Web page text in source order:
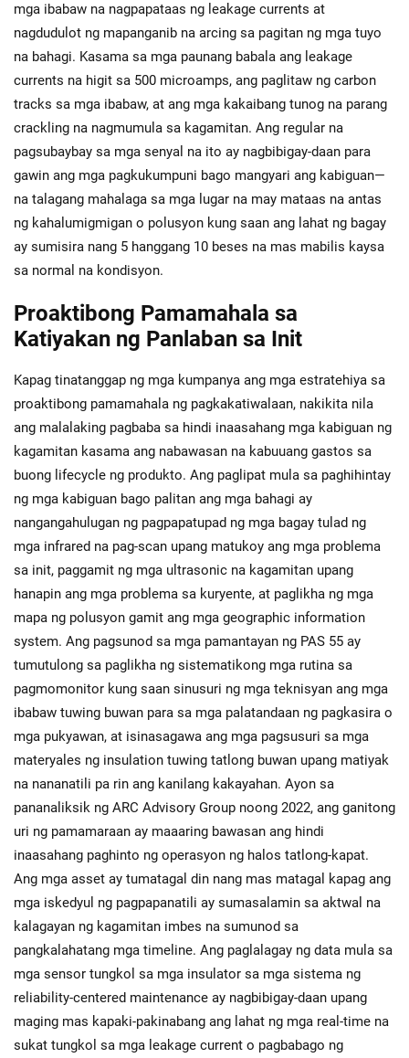
mga ibabaw na nagpapataas ng leakage currents at
nagdudulot ng mapanganib na arcing sa pagitan ng mga tuyo
na bahagi. Kasama sa mga paunang babala ang leakage
currents na higit sa 500 microamps, ang paglitaw ng carbon
tracks sa mga ibabaw, at ang mga kakaibang tunog na parang
crackling na nagmumula sa kagamitan. Ang regular na
pagsubaybay sa mga senyal na ito ay nagbibigay-daan para
gawin ang mga pagkukumpuni bago mangyari ang kabiguan—
na talagang mahalaga sa mga lugar na may mataas na antas
ng kahalumigmigan o polusyon kung saan ang lahat ng bagay
ay sumisira nang 5 hanggang 10 beses na mas mabilis kaysa
sa normal na kondisyon.
Proaktibong Pamamahala sa
Katiyakan ng Panlaban sa Init
Kapag tinatanggap ng mga kumpanya ang mga estratehiya sa
proaktibong pamamahala ng pagkakatiwalaan, nakikita nila
ang malalaking pagbaba sa hindi inaasahang mga kabiguan ng
kagamitan kasama ang nabawasan na kabuuang gastos sa
buong lifecycle ng produkto. Ang paglipat mula sa paghihintay
ng mga kabiguan bago palitan ang mga bahagi ay
nangangahulugan ng pagpapatupad ng mga bagay tulad ng
mga infrared na pag-scan upang matukoy ang mga problema
sa init, paggamit ng mga ultrasonic na kagamitan upang
hanapin ang mga problema sa kuryente, at paglikha ng mga
mapa ng polusyon gamit ang mga geographic information
system. Ang pagsunod sa mga pamantayan ng PAS 55 ay
tumutulong sa paglikha ng sistematikong mga rutina sa
pagmomonitor kung saan sinusuri ng mga teknisyan ang mga
ibabaw tuwing buwan para sa mga palatandaan ng pagkasira o
mga pukyawan, at isinasagawa ang mga pagsusuri sa mga
materyales ng insulation tuwing tatlong buwan upang matiyak
na nananatili pa rin ang kanilang kakayahan. Ayon sa
pananaliksik ng ARC Advisory Group noong 2022, ang ganitong
uri ng pamamaraan ay maaaring bawasan ang hindi
inaasahang paghinto ng operasyon ng halos tatlong-kapat.
Ang mga asset ay tumatagal din nang mas matagal kapag ang
mga iskedyul ng pagpapanatili ay sumasalamin sa aktwal na
kalagayan ng kagamitan imbes na sumunod sa
pangkalahatang mga timeline. Ang paglalagay ng data mula sa
mga sensor tungkol sa mga insulator sa mga sistema ng
reliability-centered maintenance ay nagbibigay-daan upang
maging mas kapaki-pakinabang ang lahat ng mga real-time na
sukat tungkol sa mga leakage current o pagbabago ng